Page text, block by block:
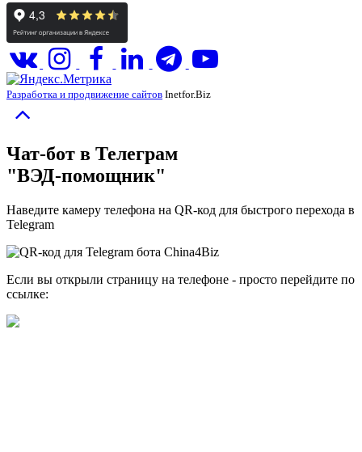
Разработка и продвижение сайтов Inetfor.Biz
Чат-бот в Телеграм
"ВЭД-помощник"
Наведите камеру телефона на QR-код для быстрого перехода в
Telegram
Если вы открыли страницу на телефоне - просто перейдите по
ссылке: